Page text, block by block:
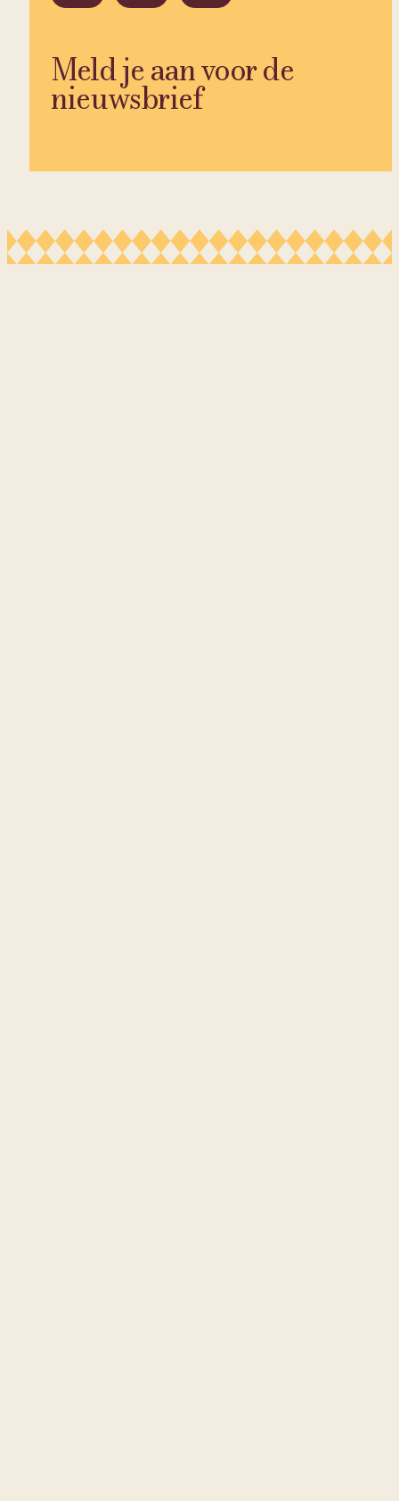
Meld je aan voor de
nieuwsbrief